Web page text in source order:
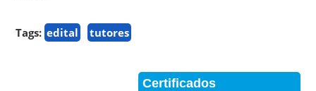
Tags: edital tutores
Certificados